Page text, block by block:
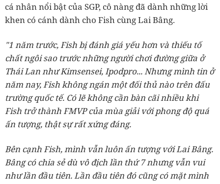
cá nhân nổi bật của SGP, cô nàng đã dành những lời
khen có cánh dành cho Fish cùng Lai Bâng.
"1 năm trước, Fish bị đánh giá yếu hơn và thiếu tố
chất ngôi sao trước những người chơi đường giữa ở
Thái Lan như Kimsensei, Ipodpro... Nhưng mình tin ở
năm nay, Fish không ngán một đối thủ nào trên đấu
trường quốc tế. Có lẽ không cần bàn cãi nhiều khi
Fish trở thành FMVP của mùa giải với phong độ quá
ấn tượng, thật sự rất xứng đáng.
Bên cạnh Fish, mình vẫn luôn ấn tượng với Lai Bâng.
Bâng có chia sẻ dù vô địch lần thứ 7 nhưng vẫn vui
như lần đầu tiên. Lần đầu tiên đó cũng có mặt mình